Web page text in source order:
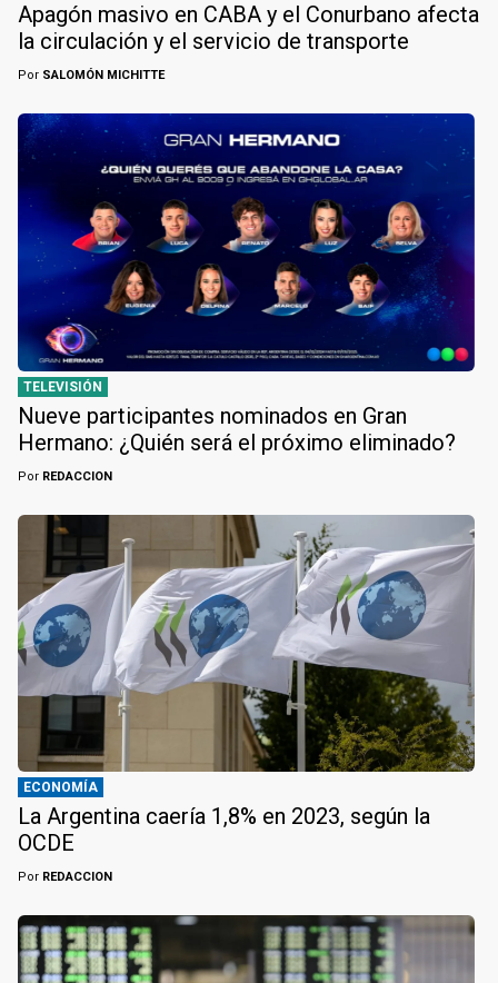
Apagón masivo en CABA y el Conurbano afecta
la circulación y el servicio de transporte
Por SALOMÓN MICHITTE
TELEVISIÓN
Nueve participantes nominados en Gran
Hermano: ¿Quién será el próximo eliminado?
Por REDACCION
ECONOMÍA
La Argentina caería 1,8% en 2023, según la
OCDE
Por REDACCION